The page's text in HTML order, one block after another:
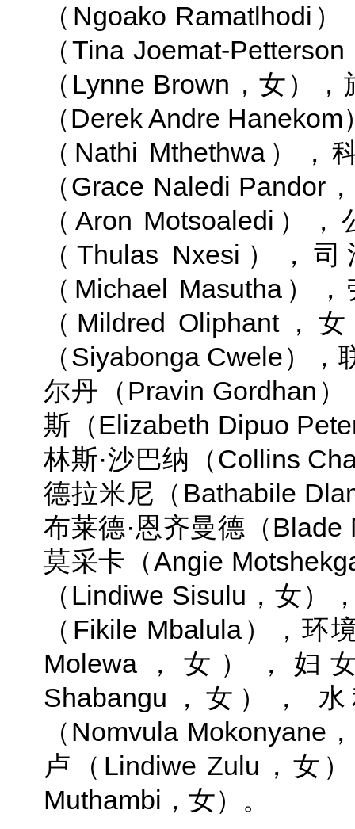
（Ngoako Ramatlhodi
（Tina Joemat-
（Lynne Brown，女）
（Derek Andre
（Nathi Mthethwa）
（Grace Naledi Pandor
（Aron Motsoaledi）
（Thulas Nxesi），
（Michael Masutha）
（Mildred Oliphant，
（Siyabonga Cwele）
尔丹（Pravin Gordhan
斯（Elizabeth Dipuo
林斯·沙巴纳（Collins
德拉米尼（Bathabile
布莱德·恩齐曼德（
莫采卡（Angie
（Lindiwe Sisulu，女）
（Fikile Mbalula），环
Molewa，女），妇
Shabangu，女），
（Nomvula Mokonyane
卢（Lindiwe Zulu，女
Muthambi，女）。